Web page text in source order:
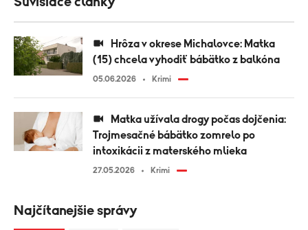
(15) chcela vyhodiť bábätko z balkóna
05.06.2026 Krimi
Trojmesačné bábätko zomrelo po
intoxikácii z materského mlieka
27.05.2026 Krimi
Najčítanejšie správy